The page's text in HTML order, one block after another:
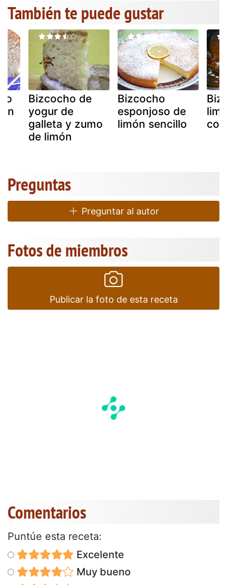
También te puede gustar
Bizcocho de
yogur de
galleta y zumo
de limón
Bizcocho
esponjoso de
limón sencillo
Preguntas
Preguntar al autor
Fotos de miembros
Publicar la foto de esta receta
Comentarios
Puntúe esta receta:
Excelente
Muy bueno